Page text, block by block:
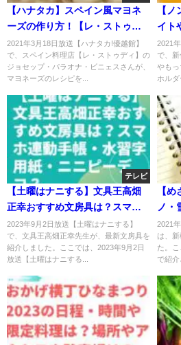
【ハナタカ】スペイン風マヨネ
ーズの作り方！【レ・ストゥデ
ィ】のレシピ！3月18日
2021年3月18日放送【ハナタカ!優越館】
で、スペイン料理店【レ・ストゥディ】の
ジョセップ・パラオナ・ビニェスさんが、
マヨネーズのレシピを...
【
イト
塩ア
り寄
月23
2021
で、
やも
ホルダ
テレビ
【土曜はナニする】文具王高畑
正幸おすすめ文房具は？スマホ
連動手帳・水習字用紙・ニニピ
ーデコ？
2023年9月2日放送【土曜はナニする】
で、文具王高畑正幸先生が、最新文房具を
紹介しました。ここでは、2023年9月2日
放送【土曜はナニする...
【
ノ・
ウト
お取
2021
は、
た。こ
で紹介